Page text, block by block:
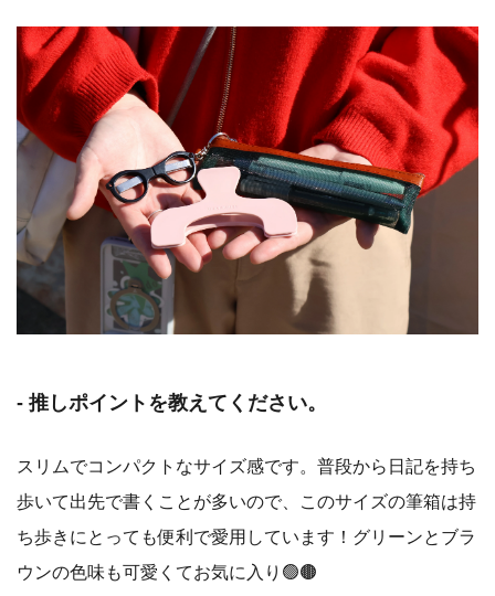
- 推しポイントを教えてください。
スリムでコンパクトなサイズ感です。普段から日記を持ち
歩いて出先で書くことが多いので、このサイズの筆箱は持
ち歩きにとっても便利で愛用しています！グリーンとブラ
ウンの色味も可愛くてお気に入り🟢🟤